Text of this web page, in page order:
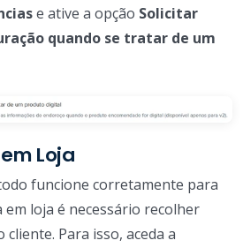
e ative a opção Solicitar
quando se tratar de um
Loja
funcione corretamente para
loja é necessário recolher
Para isso, aceda a